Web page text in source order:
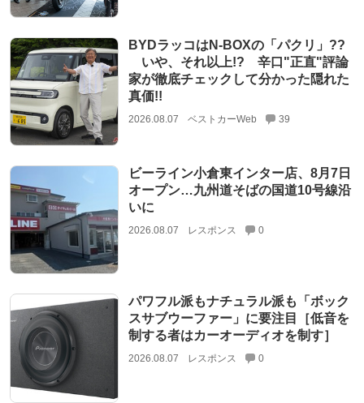
BYDラッコはN-BOXの「パクリ」??
いや、それ以上!? 辛口"正直"評論
家が徹底チェックして分かった隠れた
真価!!
2026.08.07 ベストカーWeb 39
ビーライン小倉東インター店、8月7日
オープン…九州道そばの国道10号線沿
いに
2026.08.07 レスポンス 0
パワフル派もナチュラル派も「ボック
スサブウーファー」に要注目［低音を
制する者はカーオーディオを制す］
2026.08.07 レスポンス 0